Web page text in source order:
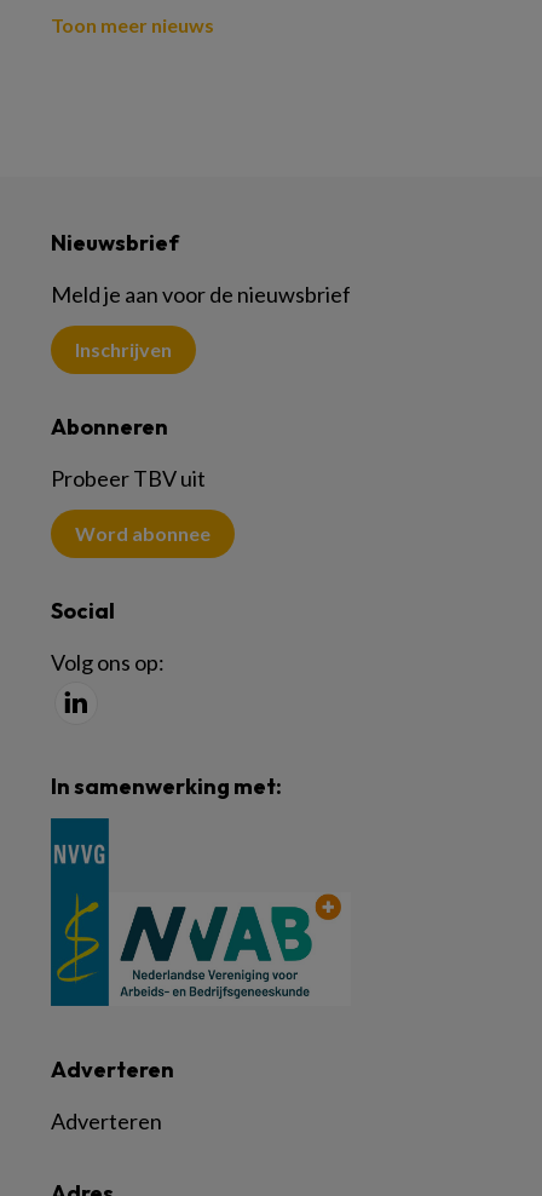
Toon meer nieuws
Nieuwsbrief
Meld je aan voor de nieuwsbrief
Inschrijven
Abonneren
Probeer TBV uit
Word abonnee
Social
Volg ons op:
Adverteren
Adverteren
In samenwerking met: